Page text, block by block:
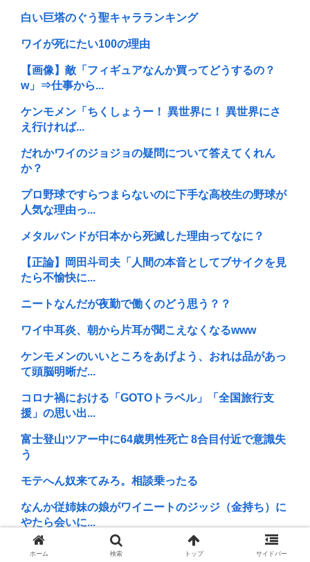
白い巨塔のぐう聖キャラランキング
ワイが死にたい100の理由
【画像】敵「フィギュアなんか買ってどうするの？
w」⇒仕事から...
ケンモメン「ちくしょうー！ 異世界に！ 異世界にさ
え行ければ...
だれかワイのジョジョの疑問について答えてくれん
か？
プロ野球ですらつまらないのに下手な高校生の野球が
人気な理由っ...
メタルバンドが日本から死滅した理由ってなに？
【正論】岡田斗司夫「人間の本音としてブサイクを見
たら不愉快に...
ニートなんだが夜勤で働くのどう思う？？
ワイ中耳炎、朝から片耳が聞こえなくなるwww
ケンモメンのいいところをあげよう、おれは品があっ
て頭脳明晰だ...
コロナ禍における「GOTOトラベル」「全国旅行支
援」の思い出...
富士登山ツアー中に64歳男性死亡 8合目付近で意識失
う
モテへん奴来てみろ。相談乗ったる
なんか従姉妹の娘がワイニートのジッジ（金持ち）に
やたら会いに...
中国が未だに見下される理由って結局民度よな
ホーム 検索 トップ サイドバー